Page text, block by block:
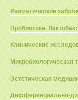
Ревматические
Пробиотики. Лактобакт
Клинические
Микробиологическая
Эстетическая
Дифференциально-